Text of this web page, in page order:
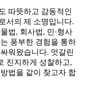
따뜻하고 감동적인
서의 제 소명입니다.
법, 회사법, 민·형사
풍부한 경험을 통하
워왔습니다. 엇갈린
진지하게 성찰하고,
법을 같이 찾고자 합